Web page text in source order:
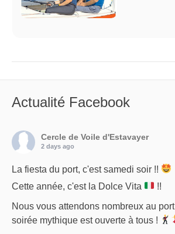
Actualité Facebook
Cercle de Voile d'Estavayer
2 days ago
La fiesta du port, c'est samedi soir !!
Cette année, c'est la Dolce Vita
!!
Nous vous attendons nombreux au
soirée mythique est ouverte à tous !